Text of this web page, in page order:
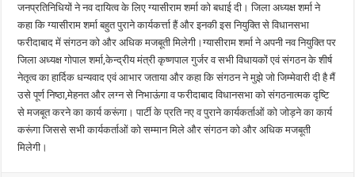
जनप्रतिनिधियों ने नव दायित्व के लिए ग्यासीराम शर्मा को बधाई दी। जिला अध्यक्ष शर्मा ने
कहा कि ग्यासीराम शर्मा बहुत पुराने कार्यकर्त्ता हैं और इनकी इस नियुक्ति से विधानसभा
फरीदाबाद में संगठन को और अधिक मजबूती मिलेगी।ग्यासीराम शर्मा ने अपनी नव नियुक्ति पर
जिला अध्यक्ष गोपाल शर्मा,केन्द्रीय मंत्री कृष्णपाल गुर्जर व सभी विधायकों एवं संगठन के शीर्ष
नेतृत्व का हार्दिक धन्यवाद एवं आभार जताया और कहा कि संगठन ने मुझे जो जिम्मेवारी दी है मैं
उसे पूर्ण निष्ठा,मेहनत और लग्न से निभाऊंगा व फरीदाबाद विधानसभा को संगठनात्मक दृष्टि
से मजबूत करने का कार्य करूंगा। पार्टी के प्रति नए व पुराने कार्यकर्ताओं को जोड़ने का कार्य
करूंगा जिससे सभी कार्यकर्ताओं को सम्मान मिले और संगठन को और अधिक मजबूती
मिलेगी।